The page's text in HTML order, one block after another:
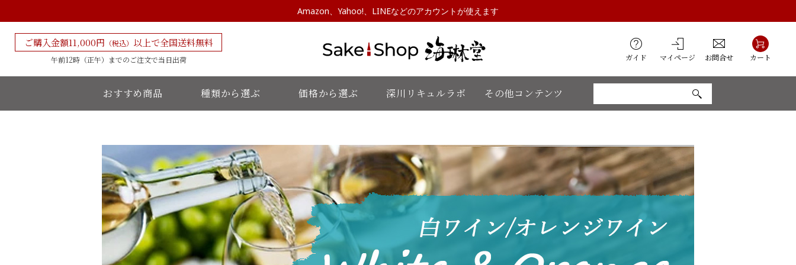
Amazon、Yahoo!、LINEなどのアカウントが使えます
ご購入金額11,000円 （税込） 以上で全国送料無料
午前12時（正午）までのご注文で当日出荷 ガイド マイページ お問合せ カート
おすすめ商品 種類から選ぶ 価格から選ぶ 深川リキュルラボ その他コンテンツ